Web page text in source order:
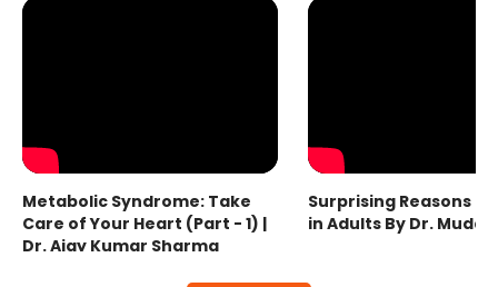
Metabolic Syndrome: Take
Care of Your Heart (Part - 1) |
Dr. Ajay Kumar Sharma
Surprising Reasons
in Adults By Dr.